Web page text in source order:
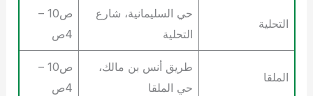
التحلية
حي السليمانية، شارع
التحلية
ص10 –
4ص
الملقا
طريق أنس بن مالك،
حي الملقا
ص10 –
4ص